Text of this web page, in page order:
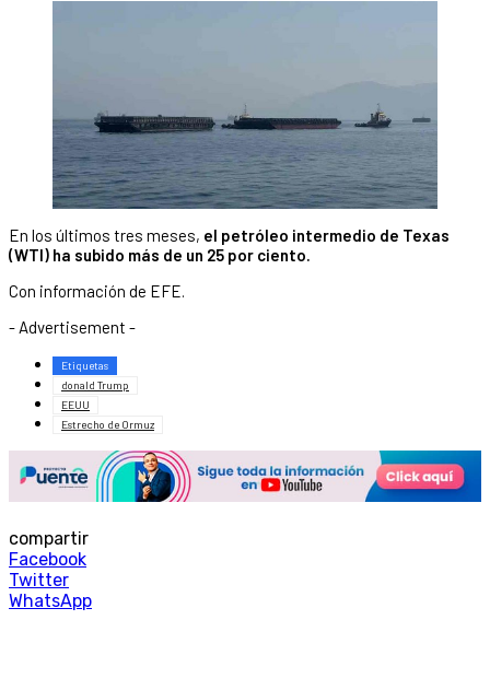
En los últimos tres meses, el petróleo intermedio de Texas
(WTI) ha subido más de un 25 por ciento.
Con información de EFE.
- Advertisement -
Etiquetas
donald Trump
EEUU
Estrecho de Ormuz
compartir
Facebook
Twitter
WhatsApp